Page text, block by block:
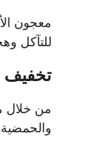
معجون
للتآكل
تخفيف
من خلال